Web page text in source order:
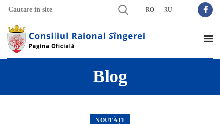
RO RU
Blog
NOUTĂȚI